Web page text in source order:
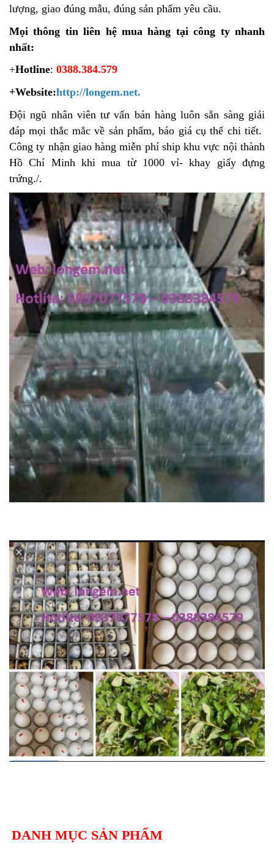
lượng, giao đúng mẫu, đúng sản phẩm yêu cầu.
Mọi thông tin liên hệ mua hàng tại công ty nhanh
nhất:
+Hotline: 0388.384.579
+Website:http://longem.net.
Đội ngũ nhân viên tư vấn bán hàng luôn sẵn sàng giải
đáp mọi thắc mắc về sản phẩm, báo giá cụ thể chi tiết.
Công ty nhận giao hàng miễn phí ship khu vực nội thành
Hồ Chí Minh khi mua từ 1000 vỉ- khay giấy đựng
trứng./.
DANH MỤC SẢN PHẨM